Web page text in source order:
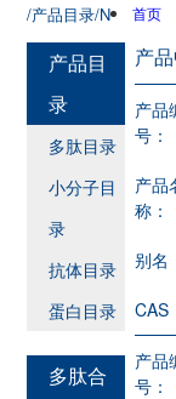
首页
/产品目录/N
产品目
录
多肽目录
小分子目
录
抗体目录
蛋白目录
多肽合
产
产品
号：
产品
称：
别名
CAS
产品
号：